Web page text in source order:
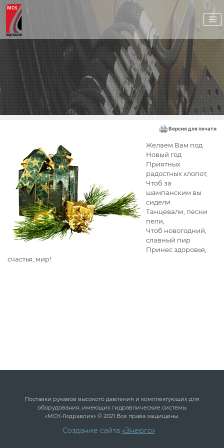
Версия для печати
Желаем Вам под
Новый год
Приятных
радостных хлопот,
Чтоб за
шампанским вы
сидели
Танцевали, песни
пели,
Чтоб новогодний,
славный пир
Принес здоровья,
счастья, мир!
Поставки рукавов высокого давления и комплектующих для
оборудования, имеющих гидравлические системы
«МСК-Гидравлик» © 2021 Все права защищены.
Создание сайта «Энерго»